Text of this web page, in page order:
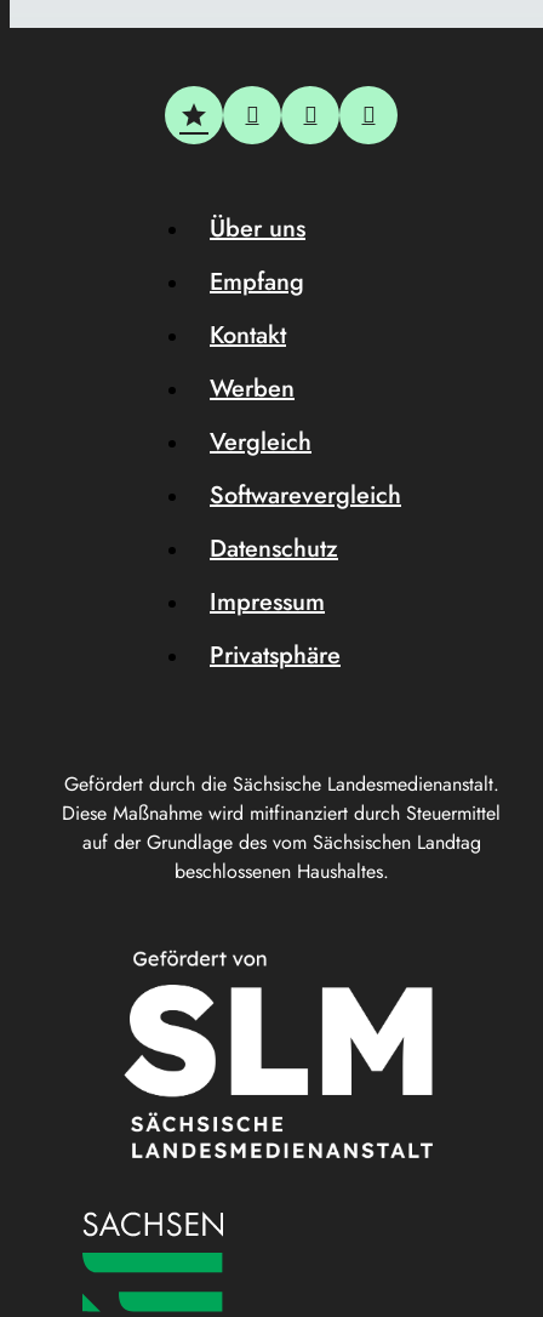
Gefördert durch die Sächsische Landesmedienanstalt.
Diese Maßnahme wird mitfinanziert durch Steuermittel
auf der Grundlage des vom Sächsischen Landtag
beschlossenen Haushaltes.
Über uns
Empfang
Kontakt
Werben
Vergleich
Softwarevergleich
Datenschutz
Impressum
Privatsphäre